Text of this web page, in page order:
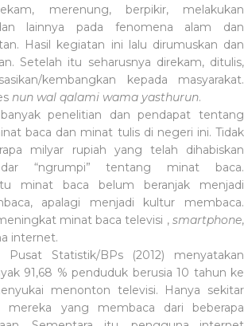
merenung, berpikir, melakukan
lainnya pada fenomena alam dan
Hasil kegiatan ini lalu dirumuskan dan
Setelah itu seharusnya direkam, ditulis,
kembangkan kepada masyarakat.
nun wal qalami wama yasthurun.
penelitian dan pendapat tentang
baca dan minat tulis di negeri ini. Tidak
milyar rupiah yang telah dihabiskan
“ngrumpi” tentang minat baca.
minat baca belum beranjak menjadi
apalagi menjadi kultur membaca.
minat baca televisi , smartphone,
internet.
Pusat Statistik/BPs (2012) menyatakan
91,68 % penduduk berusia 10 tahun ke
menonton televisi. Hanya sekitar
mereka yang membaca dari beberapa